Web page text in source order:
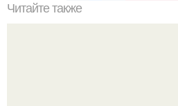
Читайте также